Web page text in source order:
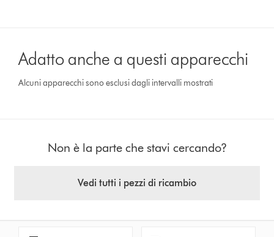
Adatto anche a questi apparecchi
Alcuni apparecchi sono esclusi dagli intervalli mostrati
Non è la parte che stavi cercando?
Vedi tutti i pezzi di ricambio